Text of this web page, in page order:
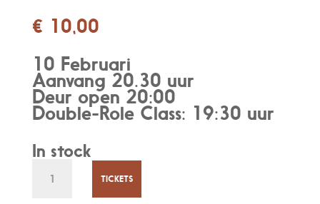
€ 10,00
10 Februari
Aanvang 20.30 uur
Deur open 20:00
Double-Role Class: 19:30 uur
In stock
10 TICKETS